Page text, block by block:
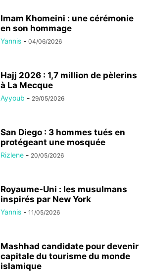
Imam Khomeini : une cérémonie
en son hommage
Yannis - 04/06/2026
Hajj 2026 : 1,7 million de pèlerins
à La Mecque
Ayyoub - 29/05/2026
San Diego : 3 hommes tués en
protégeant une mosquée
Rizlene - 20/05/2026
Royaume-Uni : les musulmans
inspirés par New York
Yannis - 11/05/2026
Mashhad candidate pour devenir
capitale du tourisme du monde
islamique